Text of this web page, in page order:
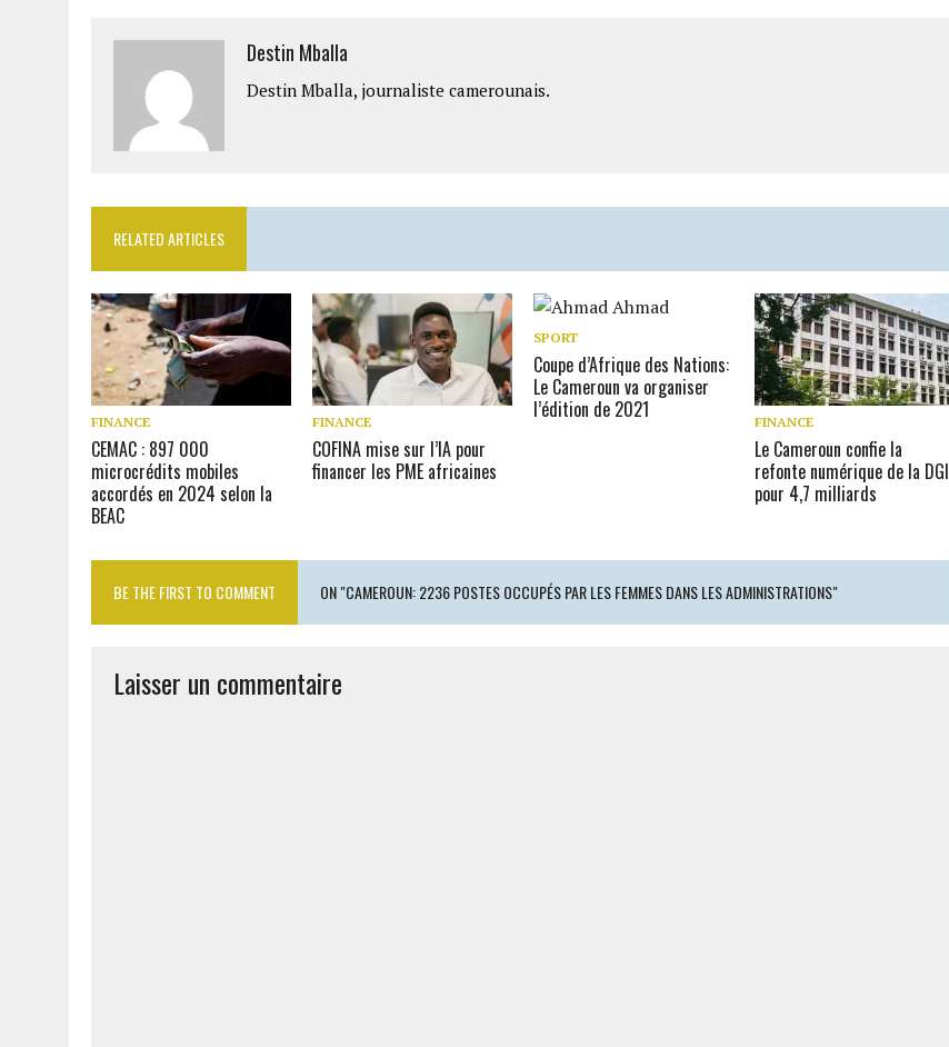
Destin Mballa
Destin Mballa, journaliste camerounais.
RELATED ARTICLES
FINANCE
CEMAC : 897 000
microcrédits mobiles
accordés en 2024 selon la
BEAC
FINANCE
COFINA mise sur l’IA pour
financer les PME africaines
SPORT
Coupe d’Afrique des Nations:
Le Cameroun va organiser
l’édition de 2021
FINANCE
Le Cameroun confie la
refonte numérique de la DGI
pour 4,7 milliards
BE THE FIRST TO COMMENT ON "CAMEROUN: 2236 POSTES OCCUPÉS PAR LES FEMMES DANS LES ADMINISTRATIONS"
Laisser un commentaire